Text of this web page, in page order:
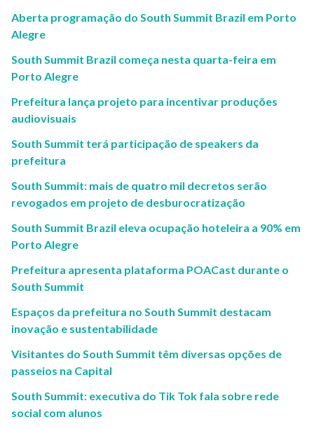
Aberta programação do South Summit Brazil em Porto
Alegre
South Summit Brazil começa nesta quarta-feira em
Porto Alegre
Prefeitura lança projeto para incentivar produções
audiovisuais
South Summit terá participação de speakers da
prefeitura
South Summit: mais de quatro mil decretos serão
revogados em projeto de desburocratização
South Summit Brazil eleva ocupação hoteleira a 90% em
Porto Alegre
Prefeitura apresenta plataforma POACast durante o
South Summit
Espaços da prefeitura no South Summit destacam
inovação e sustentabilidade
Visitantes do South Summit têm diversas opções de
passeios na Capital
South Summit: executiva do Tik Tok fala sobre rede
social com alunos